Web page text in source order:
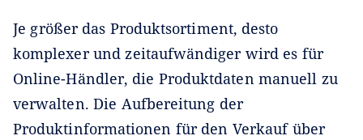
Je größer das Produktsortiment, desto
komplexer und zeitaufwändiger wird es für
Online-Händler, die Produktdaten manuell zu
verwalten. Die Aufbereitung der
Produktinformationen für den Verkauf über